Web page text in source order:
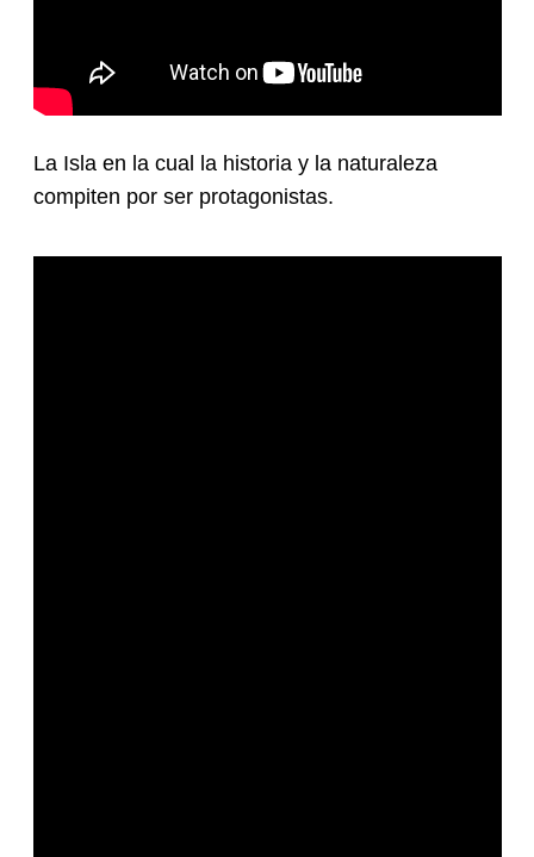
La Isla en la cual la historia y la naturaleza
compiten por ser protagonistas.